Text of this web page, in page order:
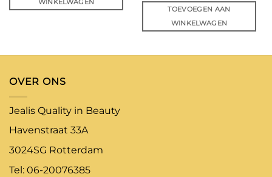
WINKELWAGEN
TOEVOEGEN AAN
WINKELWAGEN
OVER ONS
Jealis Quality in Beauty
Havenstraat 33A
3024SG Rotterdam
Tel: 06-20076385